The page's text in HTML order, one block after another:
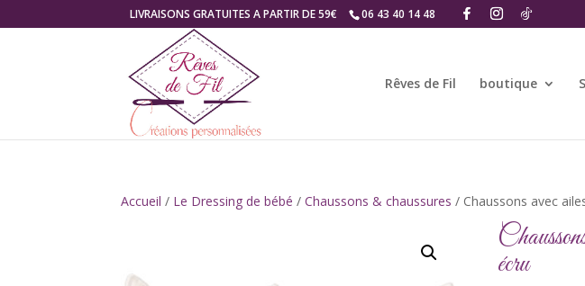
LIVRAISONS GRATUITES A PARTIR DE 59€ 06 43 40 14 48
Rêves de Fil boutique
Accueil / Le Dressing de bébé /Chaussons & chaussures / Chaussons avec
écru